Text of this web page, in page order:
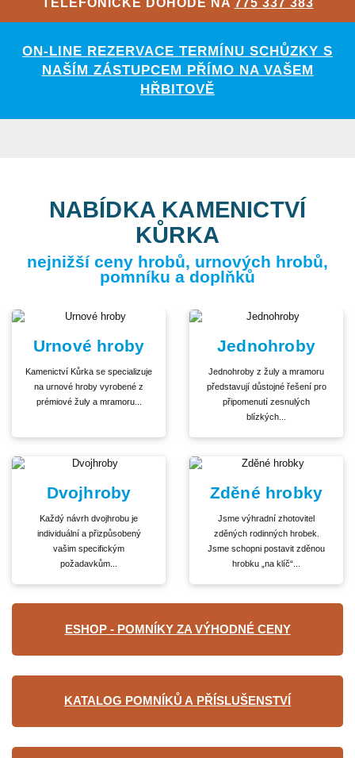
ON-LINE REZERVACE TERMÍNU SCHŮZKY S
NAŠÍM ZÁSTUPCEM PŘÍMO NA VAŠEM
HŘBITOVĚ
NABÍDKA KAMENICTVÍ
KŮRKA
nejnižší ceny hrobů, urnových hrobů,
pomníku a doplňků
Urnové hroby
Kamenictví Kůrka se specializuje
na urnové hroby vyrobené z
prémiové žuly a mramoru...
Jednohroby
Jednohroby z žuly a mramoru
představují důstojné řešení pro
připomenutí zesnulých
blízkých...
Dvojhroby
Každý návrh dvojhrobu je
individuální a přizpůsobený
vašim specifickým
požadavkům...
Zděné hrobky
Jsme výhradní zhotovitel
zděných rodinných hrobek.
Jsme schopni postavit zděnou
hrobku „na klíč“...
ESHOP - POMNÍKY ZA VÝHODNÉ CENY
KATALOG POMNÍKŮ A PŘÍSLUŠENSTVÍ